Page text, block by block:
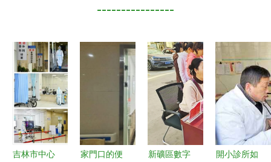
----------------
吉林市中心
家門口的便
新礦區數字
開小診所如